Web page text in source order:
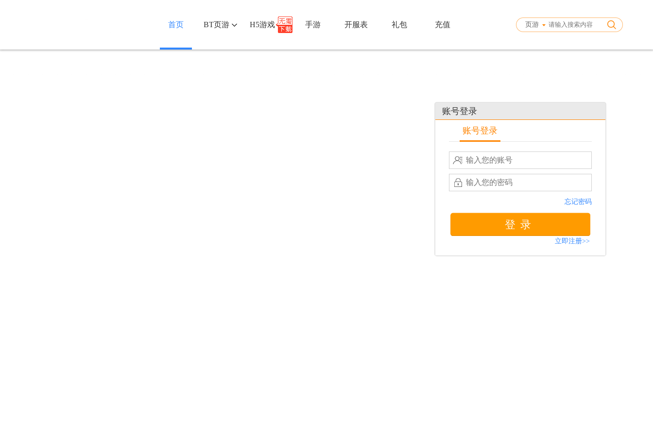
首页 BT页游 H5游戏 手游 开服表 礼包 充值 页游
账号登录
账号登录
忘记密码
登录
立即注册>>